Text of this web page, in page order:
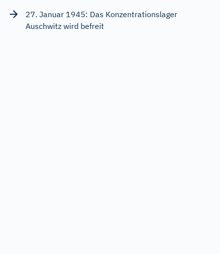
27. Januar 1945: Das Konzentrationslager
Auschwitz wird befreit